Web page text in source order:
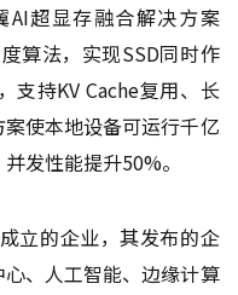
超显存融合解决方案
算法，实现SSD同时作
支持KV Cache复用、长
使本地设备可运行千亿
发性能提升50%。
立的企业，其发布的企
、人工智能、边缘计算